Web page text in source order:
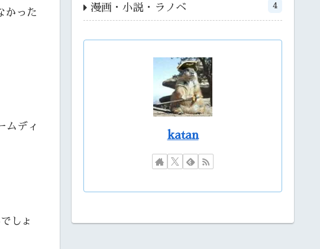
かった
ムディ
しょ
漫画・小説・ラノベ 4
katan